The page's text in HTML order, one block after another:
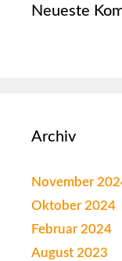
Neueste
Archiv
November
Oktober 2024
Februar 2024
August 2023